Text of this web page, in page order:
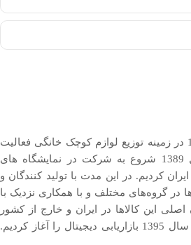
ما در کیان کالا از سال 1385 در زمینه توزیع لوازم کوچک خانگی فعالیت
خود را آغاز کردیم. در سال 1389 شروع به شرکت در نمایشگاه های
کردیم. در اين مدت با توليد كنندگان و
در گروه‌‏های مختلف و با همکاری نزدیک با
اصلی این کالاها در ایران و خارج از کشور
کردیم.